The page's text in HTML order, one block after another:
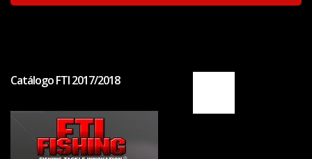
Catálogo FTI 2017/2018